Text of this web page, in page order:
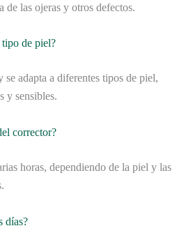
de las ojeras y otros defectos.
tipo de piel?
adapta a diferentes tipos de piel,
y sensibles.
corrector?
horas, dependiendo de la piel y las
días?